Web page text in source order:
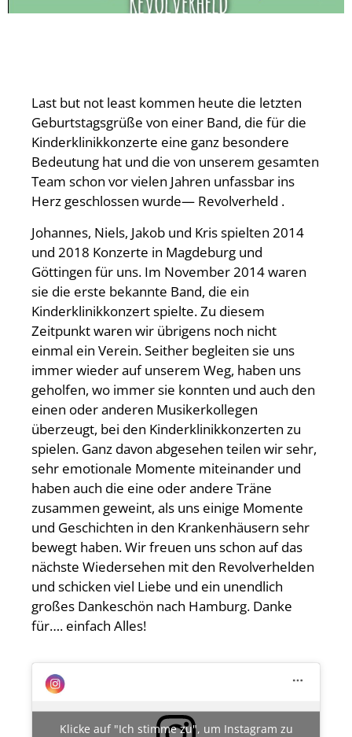
Last but not least kommen heute die letzten
Geburtstagsgrüße von einer Band, die für die
Kinderklinikkonzerte eine ganz besondere
Bedeutung hat und die von unserem gesamten
Team schon vor vielen Jahren unfassbar ins
Herz geschlossen wurde— Revolverheld .
Johannes, Niels, Jakob und Kris spielten 2014
und 2018 Konzerte in Magdeburg und
Göttingen für uns. Im November 2014 waren
sie die erste bekannte Band, die ein
Kinderklinikkonzert spielte. Zu diesem
Zeitpunkt waren wir übrigens noch nicht
einmal ein Verein. Seither begleiten sie uns
immer wieder auf unserem Weg, haben uns
geholfen, wo immer sie konnten und auch den
einen oder anderen Musikerkollegen
überzeugt, bei den Kinderklinikkonzerten zu
spielen. Ganz davon abgesehen teilen wir sehr,
sehr emotionale Momente miteinander und
haben auch die eine oder andere Träne
zusammen geweint, als uns einige Momente
und Geschichten in den Krankenhäusern sehr
bewegt haben. Wir freuen uns schon auf das
nächste Wiedersehen mit den Revolverhelden
und schicken viel Liebe und ein unendlich
großes Dankeschön nach Hamburg. Danke
für…. einfach Alles!
Klicke auf "Ich stimme zu", um Instagram zu